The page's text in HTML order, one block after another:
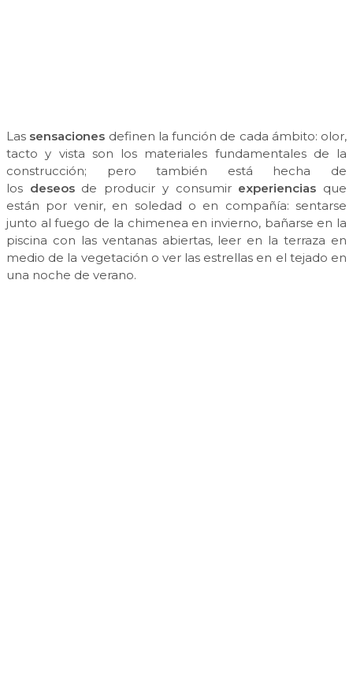
Las sensaciones definen la función de cada ámbito: olor,
tacto y vista son los materiales fundamentales de la
construcción; pero también está hecha de
los deseosde producir y consumir experiencias que
están por venir, en soledad o en compañía: sentarse
junto al fuego de la chimenea en invierno, bañarse en la
piscina con las ventanas abiertas, leer en la terraza en
medio de la vegetación o ver las estrellas en el tejado en
una noche de verano.